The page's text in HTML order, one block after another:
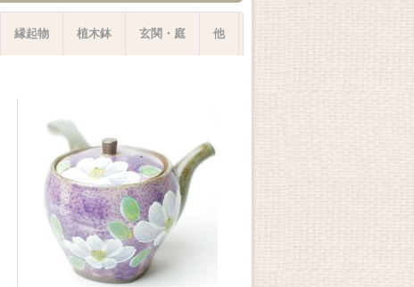
縁起物 植木鉢 玄関・庭 他